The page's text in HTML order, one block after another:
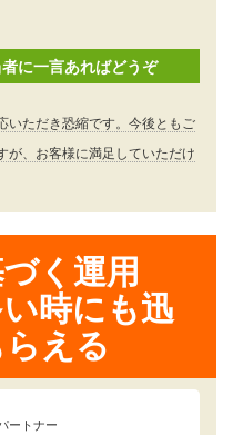
に一言あればどうぞ
いただき恐縮です。今後ともご
が、お客様に満足していただけ
く運用
時にも迅
える
ートナー